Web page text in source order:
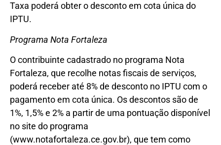
Taxa poderá obter o desconto em cota única do
IPTU.
Programa Nota Fortaleza
O contribuinte cadastrado no programa Nota
Fortaleza, que recolhe notas fiscais de serviços,
poderá receber até 8% de desconto no IPTU com o
pagamento em cota única. Os descontos são de
1%, 1,5% e 2% a partir de uma pontuação disponível
no site do programa
(www.notafortaleza.ce.gov.br), que tem como